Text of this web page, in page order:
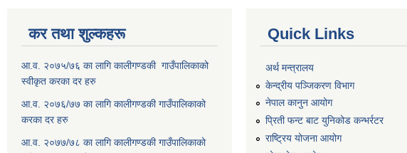
कर तथा शुल्कहरू
आ.व. २०७५/७६ का लागि कालीगण्डकी गाउँपालिकाको
स्वीकृत करका दर हरु
आ.व. २०७६/७७ का लागि कालीगण्डकी गाउँपालिकाको
करका दर हरु
आ.व. २०७७/७८ का लागि कालीगण्डकी गाउँपालिकाको
Quick Links
अर्थ मन्त्रालय
केन्द्रीय पञ्जिकरण विभाग
नेपाल कानुन आयोग
प्रिती फन्ट बाट युनिकोड कन्भर्रटर
राष्ट्रिय योजना आयोग